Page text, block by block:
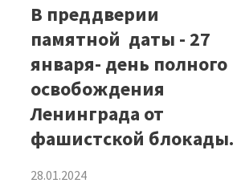
В преддверии ​
памятной​ ​ даты ​- 27
января- день полного
освобождения
Ленинграда от
фашистской блокады.
28.01.2024